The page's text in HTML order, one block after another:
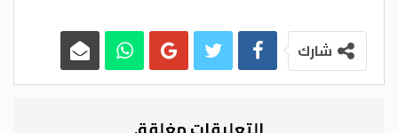
وقال الدكتور العجلوني ان عدد الطلبة الذين اشتركوا
في هذه الدورة بلغ (8614) طالبا وطالبة من 49 كلية
جامعية وجامعية متوسطة، وفقا 140 برنامجا دراسيا
شارك